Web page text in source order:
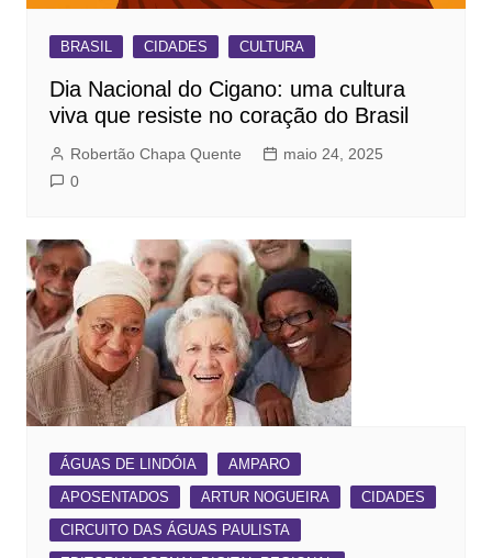
BRASIL CIDADES CULTURA
Dia Nacional do Cigano: uma cultura
viva que resiste no coração do Brasil
Robertão Chapa Quente
maio 24, 2025
0
ÁGUAS DE LINDÓIA
AMPARO
APOSENTADOS
ARTUR NOGUEIRA
CIDADES
CIRCUITO DAS ÁGUAS PAULISTA